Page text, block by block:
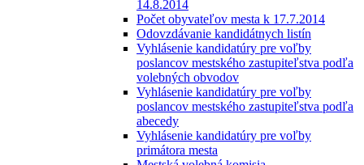
14.8.2014
Počet obyvateľov mesta k 17.7.2014
Odovzdávanie kandidátnych listín
Vyhlásenie kandidatúry pre voľby
poslancov mestského zastupiteľstva podľa
volebných obvodov
Vyhlásenie kandidatúry pre voľby
poslancov mestského zastupiteľstva podľa
abecedy
Vyhlásenie kandidatúry pre voľby
primátora mesta